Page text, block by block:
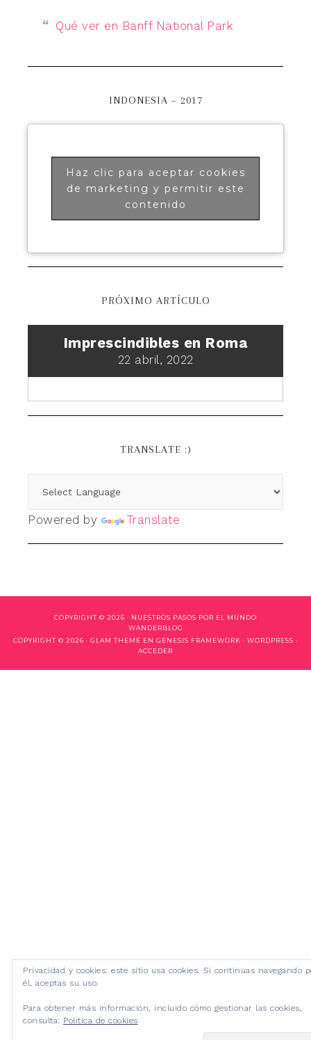
Qué ver en Banff National Park
INDONESIA – 2017
Haz clic para aceptar cookies
de marketing y permitir este
contenido
PRÓXIMO ARTÍCULO
Imprescindibles en Roma
22 abril, 2022
TRANSLATE :)
Powered by Translate
COPYRIGHT © 2026 · NUESTROS PASOS POR EL MUNDO
WANDERBLOG
COPYRIGHT © 2026 · GLAM THEME EN GENESIS FRAMEWORK · WORDPRESS ·
ACCEDER
Privacidad y cookies: este sitio usa cookies. Si continúas navegando
él, aceptas su uso.
Para obtener más información, incluido cómo gestionar las cookies,
consulta: Política de cookies